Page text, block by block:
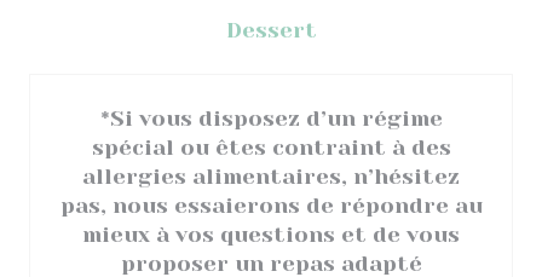
Dessert
*Si vous disposez d’un régime
spécial ou êtes contraint à des
allergies alimentaires, n’hésitez
pas, nous essaierons de répondre au
mieux à vos questions et de vous
proposer un repas adapté